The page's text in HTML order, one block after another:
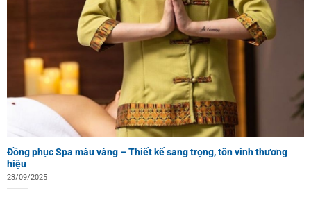
Đồng phục Spa màu vàng – Thiết kế sang trọng, tôn vinh thương
hiệu
23/09/2025